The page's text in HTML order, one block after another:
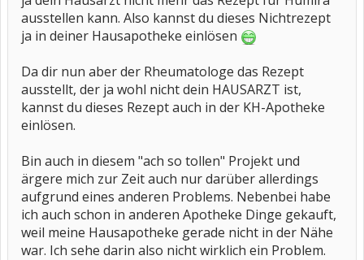
ausstellen kann. Also kannst du dieses Nichtrezept
ja in deiner Hausapotheke einlösen
Da dir nun aber der Rheumatologe das Rezept
ausstellt, der ja wohl nicht dein HAUSARZT ist,
kannst du dieses Rezept auch in der KH-Apotheke
einlösen.
Bin auch in diesem "ach so tollen" Projekt und
ärgere mich zur Zeit auch nur darüber allerdings
aufgrund eines anderen Problems. Nebenbei habe
ich auch schon in anderen Apotheke Dinge gekauft,
weil meine Hausapotheke gerade nicht in der Nähe
war. Ich sehe darin also nicht wirklich ein Problem.